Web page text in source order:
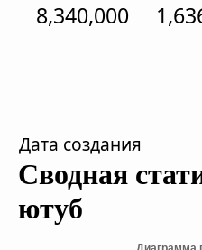
8,340,000
Дата создания
Сводная
ютуб